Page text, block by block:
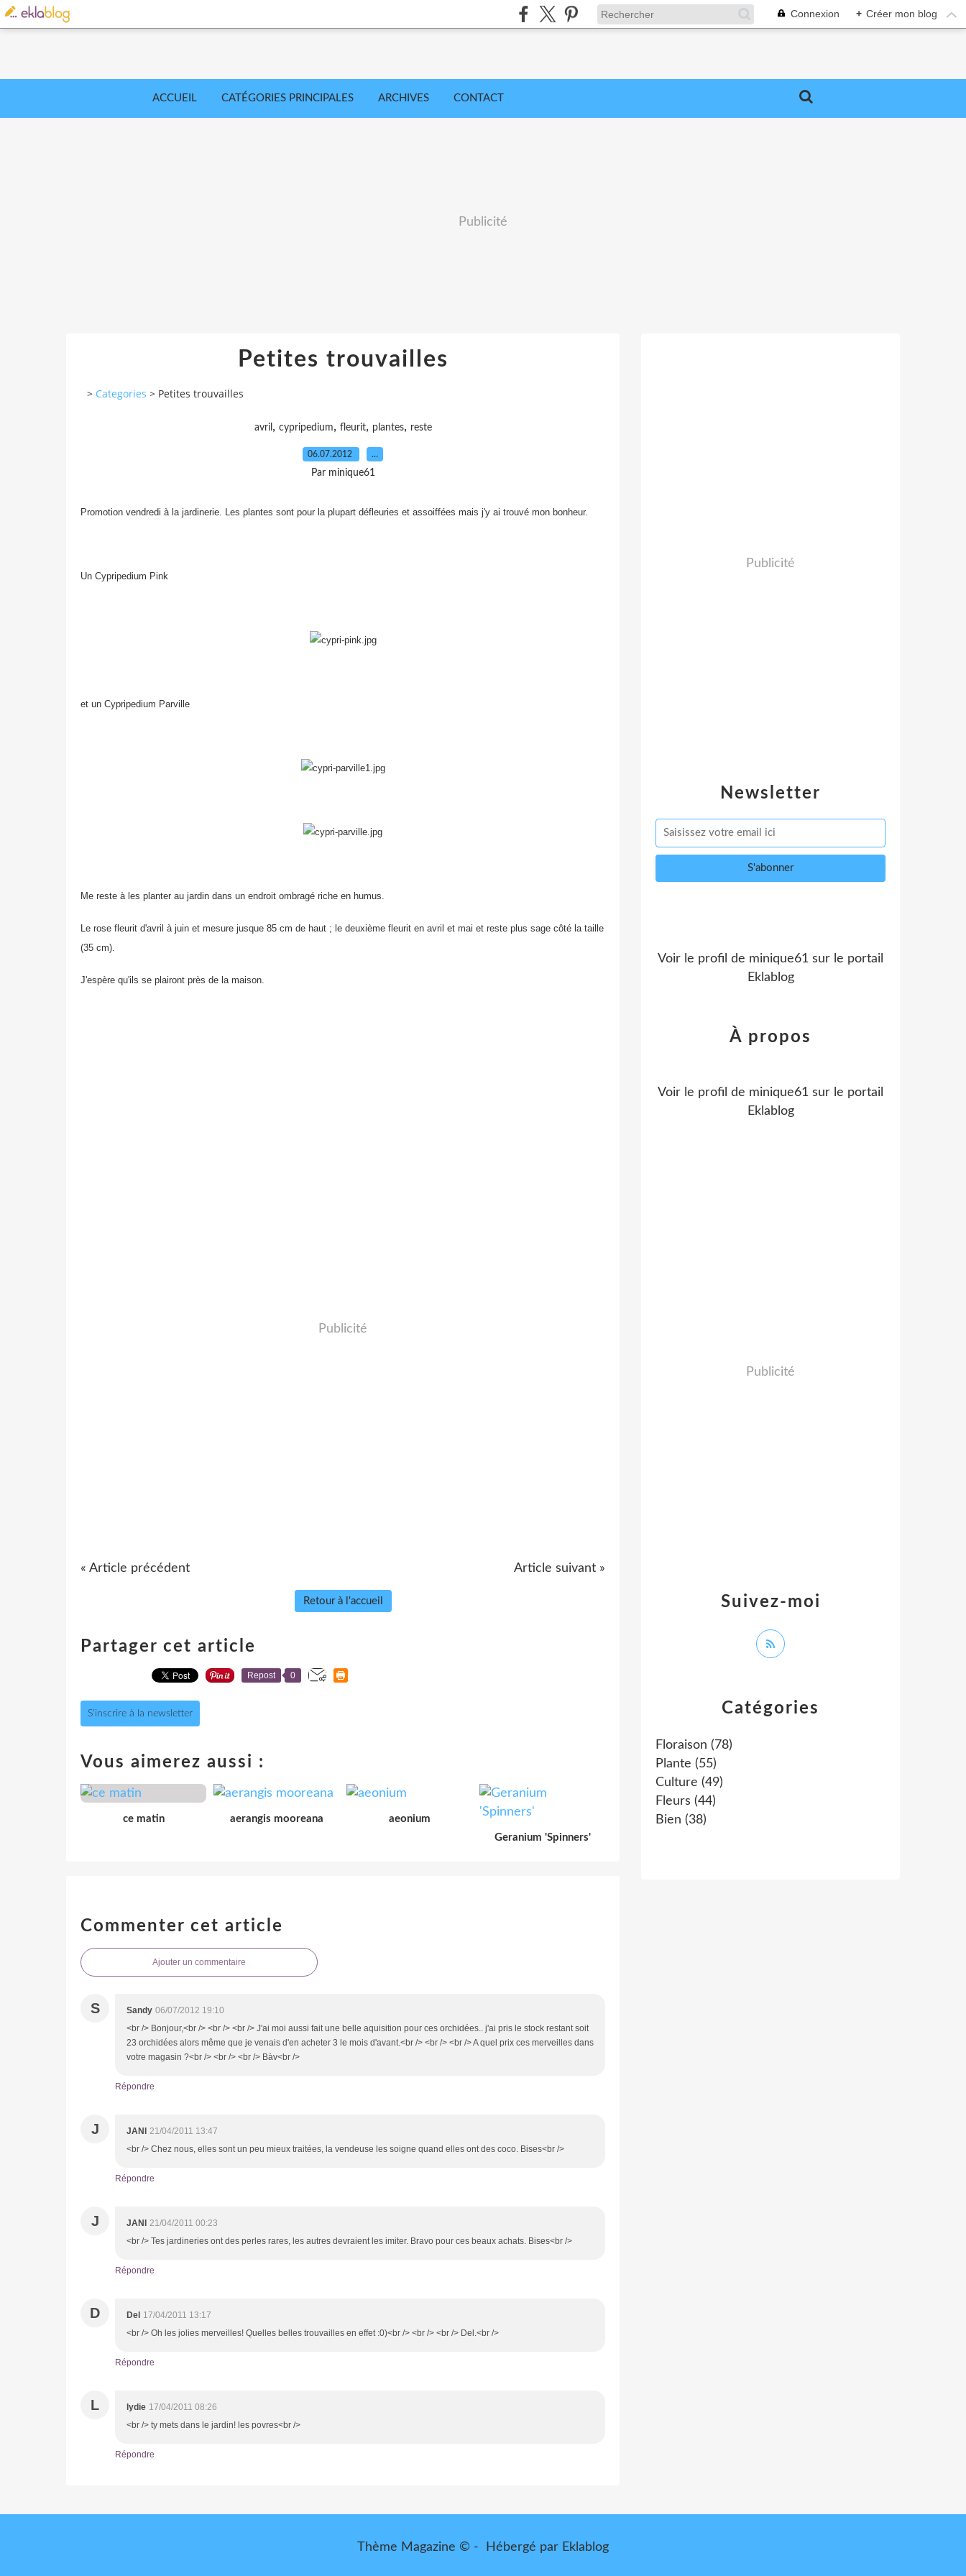
Connexion + Créer mon blog
ACCUEIL CATÉGORIES PRINCIPALES ARCHIVES CONTACT
Publicité
Petites trouvailles
> Categories > Petites trouvailles
avril, cypripedium, fleurit, plantes, reste
06.07.2012 …
Par minique61
Promotion vendredi à la jardinerie. Les plantes sont pour la plupart défleuries et assoiffées mais j'y ai trouvé mon bonheur.
Un Cypripedium Pink
et un Cypripedium Parville
Me reste à les planter au jardin dans un endroit ombragé riche en humus.
Le rose fleurit d'avril à juin et mesure jusque 85 cm de haut ; le deuxième fleurit en avril et mai et reste plus sage côté la taille
(35 cm).
J'espère qu'ils se plairont près de la maison.
Publicité
« Article précédent Article suivant »
Retour à l'accueil
Partager cet article
Repost 0
S'inscrire à la newsletter
Vous aimerez aussi :
ce matin aerangis mooreana
aeonium
Geranium 'Spinners'
Commenter cet article
Ajouter un commentaire
S Sandy 06/07/2012 19:10
<br /> Bonjour,<br /> <br /> <br /> J'ai moi aussi fait une belle aquisition pour ces orchidées.. j'ai pris le stock restant soit
23 orchidées alors même que je venais d'en acheter 3 le mois d'avant.<br /> <br /> <br /> A quel prix ces merveilles dans
votre magasin ?<br /> <br /> <br /> Bàv<br />
Répondre
J JANI 21/04/2011 13:47
<br /> Chez nous, elles sont un peu mieux traitées, la vendeuse les soigne quand elles ont des coco. Bises<br />
Répondre
J JANI 21/04/2011 00:23
<br /> Tes jardineries ont des perles rares, les autres devraient les imiter. Bravo pour ces beaux achats. Bises<br />
Répondre
D Del 17/04/2011 13:17
<br /> Oh les jolies merveilles! Quelles belles trouvailles en effet :0)<br /> <br /> <br /> Del.<br />
Répondre
L lydie 17/04/2011 08:26
<br /> ty mets dans le jardin! les povres<br />
Répondre
Newsletter
Publicité
Catégories
Floraison (78)
Plante (55)
Culture (49)
Fleurs (44)
Bien (38)
Voir le profil de minique61 sur le portail
Eklablog
Suivez-moi
À propos
Voir le profil de minique61 sur le portail
Eklablog
Publicité
Thème Magazine © - Hébergé par Eklablog